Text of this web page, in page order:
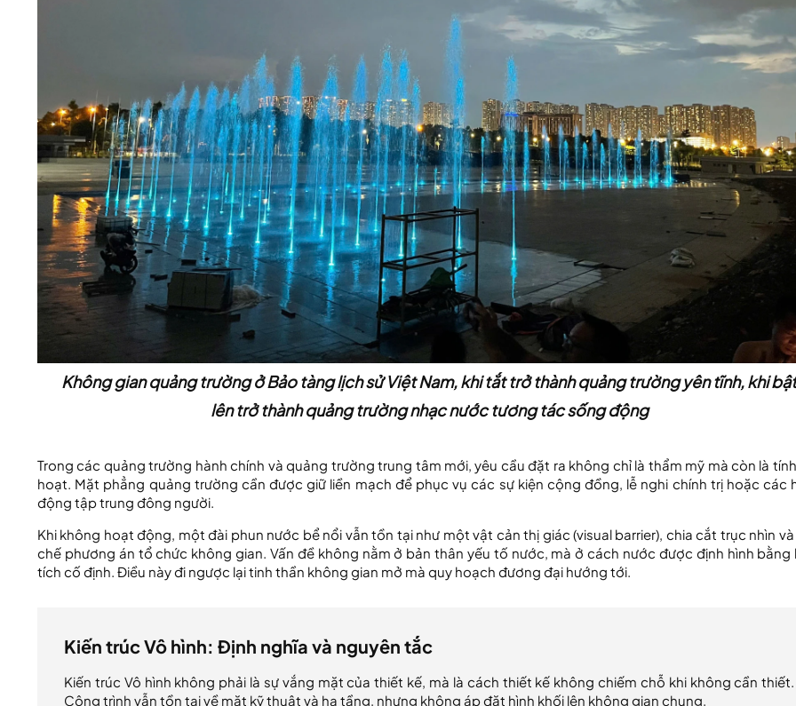
Không gian quảng trường ở Bảo tàng lịch sử Việt Nam, khi tắt trở thành quảng trường yên tĩnh, khi
lên trở thành quảng trường nhạc nước tương tác sống động
Trong các quảng trường hành chính và quảng trường trung tâm mới, yêu cầu đặt ra không chỉ là thẩm mỹ mà còn là
hoạt. Mặt phẳng quảng trường cần được giữ liền mạch để phục vụ các sự kiện cộng đồng, lễ nghi chính trị hoặc các
động tập trung đông người.
Khi không hoạt động, một đài phun nước bể nổi vẫn tồn tại như một vật cản thị giác (visual barrier), chia cắt trục nhìn
chế phương án tổ chức không gian. Vấn đề không nằm ở bản thân yếu tố nước, mà ở cách nước được định hình bằng
tích cố định. Điều này đi ngược lại tinh thần không gian mở mà quy hoạch đương đại hướng tới.
Kiến trúc Vô hình: Định nghĩa và nguyên tắc
Kiến trúc Vô hình không phải là sự vắng mặt của thiết kế, mà là cách thiết kế không chiếm chỗ khi không cần thiết.
Công trình vẫn tồn tại về mặt kỹ thuật và hạ tầng, nhưng không áp đặt hình khối lên không gian chung.